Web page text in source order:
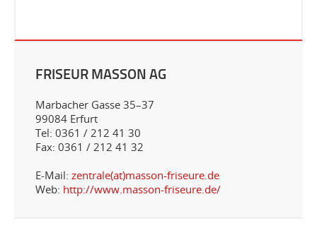
FRISEUR MASSON AG
Marbacher Gasse 35–37
99084 Erfurt
Tel: 0361 / 212 41 30
Fax: 0361 / 212 41 32
E-Mail: zentrale(at)masson-friseure.de
Web: http://www.masson-friseure.de/